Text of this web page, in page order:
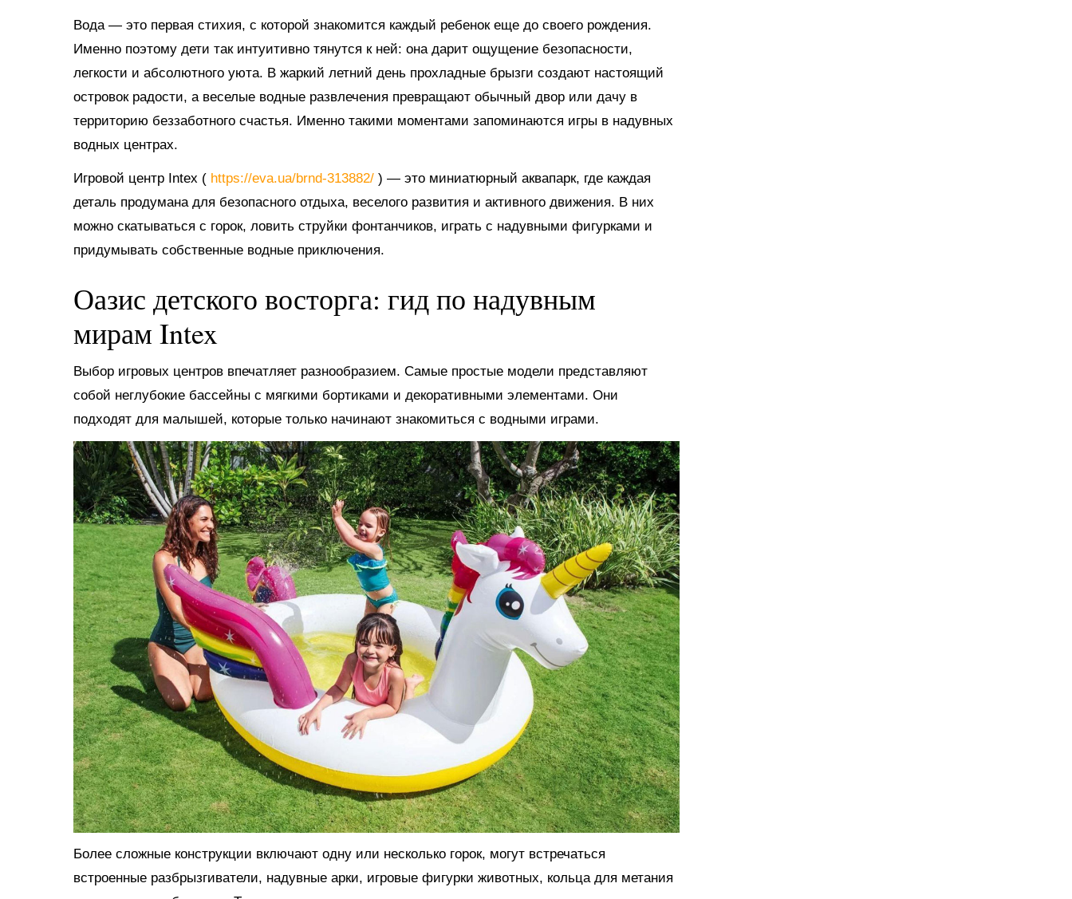
Вода — это первая стихия, с которой знакомится каждый ребенок еще до своего рождения.
Именно поэтому дети так интуитивно тянутся к ней: она дарит ощущение безопасности,
легкости и абсолютного уюта. В жаркий летний день прохладные брызги создают настоящий
островок радости, а веселые водные развлечения превращают обычный двор или дачу в
территорию беззаботного счастья. Именно такими моментами запоминаются игры в надувных
водных центрах.
Игровой центр Intex ( https://eva.ua/brnd-313882/ ) — это миниатюрный аквапарк, где каждая
деталь продумана для безопасного отдыха, веселого развития и активного движения. В них
можно скатываться с горок, ловить струйки фонтанчиков, играть с надувными фигурками и
придумывать собственные водные приключения.
Оазис детского восторга: гид по надувным
мирам Intex
Выбор игровых центров впечатляет разнообразием. Самые простые модели представляют
собой неглубокие бассейны с мягкими бортиками и декоративными элементами. Они
подходят для малышей, которые только начинают знакомиться с водными играми.
Более сложные конструкции включают одну или несколько горок, могут встречаться
встроенные разбрызгиватели, надувные арки, игровые фигурки животных, кольца для метания